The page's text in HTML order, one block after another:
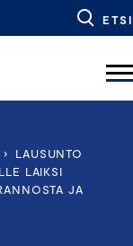
ETSI
›
LAUSUNTO
LAIKSI
JA